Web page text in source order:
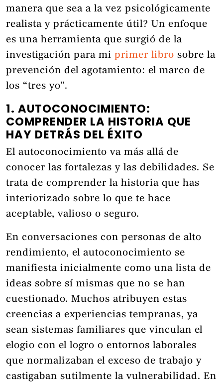
manera que sea a la vez psicológicamente
realista y prácticamente útil? Un enfoque
es una herramienta que surgió de la
investigación para mi primer libro sobre la
prevención del agotamiento: el marco de
los “tres yo”.
1. AUTOCONOCIMIENTO:
COMPRENDER LA HISTORIA QUE
HAY DETRÁS DEL ÉXITO
El autoconocimiento va más allá de
conocer las fortalezas y las debilidades. Se
trata de comprender la historia que has
interiorizado sobre lo que te hace
aceptable, valioso o seguro.
En conversaciones con personas de alto
rendimiento, el autoconocimiento se
manifiesta inicialmente como una lista de
ideas sobre sí mismas que no se han
cuestionado. Muchos atribuyen estas
creencias a experiencias tempranas, ya
sean sistemas familiares que vinculan el
elogio con el logro o entornos laborales
que normalizaban el exceso de trabajo y
castigaban sutilmente la vulnerabilidad. En